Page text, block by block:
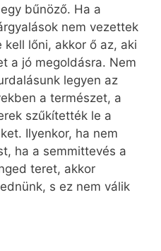
bűnöző. Ha a
nem vezettek
lőni, akkor ő az, aki
a jó megoldásra. Nem
legyen az
a természet, a
szűkítették le a
Ilyenkor, ha nem
ha a semmittevés a
teret, akkor
s ez nem válik